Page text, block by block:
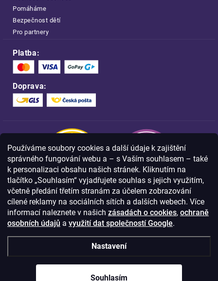
Používáme soubory cookies a další údaje k zajištění
správného fungování webu a – s Vaším souhlasem – také
k personalizaci obsahu našich stránek. Kliknutím na
tlačítko „Souhlasím“ vyjadřujete souhlas s jejich využitím,
včetně předání třetím stranám za účelem zobrazování
cílené reklamy na sociálních sítích a dalších webech. Více
informací naleznete v našich zásadách o cookies, ochraně
osobních údajů a využití dat společností Google.
Nastavení
Souhlasím
Pomáháme
Bezpečnost dětí
Pro partnery
Platba:
Doprava:
Nakupujte na FOA bezpečně a bez obav.
Díky HTTPS protokolu jsou Vaše citlivá
data v naprostém bezpečí.
© Copyright2026Westlogic s.r.o.,
Olomoucká 267/29, Opava, 746 01